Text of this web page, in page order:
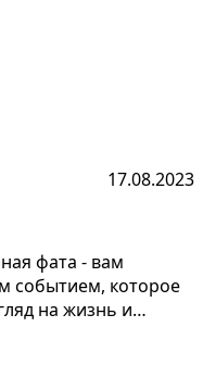
17.08.2023
фата - вам
событием, которое
на жизнь и